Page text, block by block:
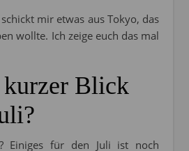
mir etwas aus Tokyo, das
wollte. Ich zeige euch das mal
Blick
Einiges für den Juli ist noch